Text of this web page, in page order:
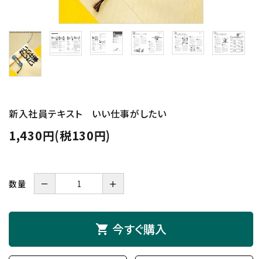
新入社員テキスト いい仕事がしたい
1,430円(税130円)
数量 － ＋
shopping_cart 今すぐ購入